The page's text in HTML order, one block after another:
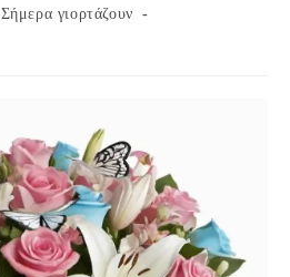
Σήμερα γιορτάζουν